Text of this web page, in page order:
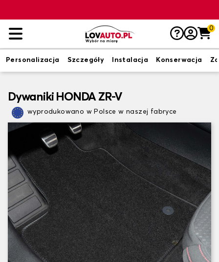
0
Personalizacja Szczegóły Instalacja Konserwacja
Dywaniki HONDA ZR-V
wyprodukowano w Polsce w naszej fabryce